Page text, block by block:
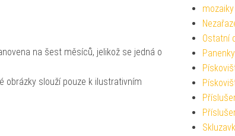
na šest měsíců, jelikož se jedná o
obrázky slouží pouze k ilustrativním
Ostatní